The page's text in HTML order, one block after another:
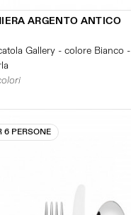
ARGENTO ANTICO
Gallery - colore Bianco -
6 PERSONE